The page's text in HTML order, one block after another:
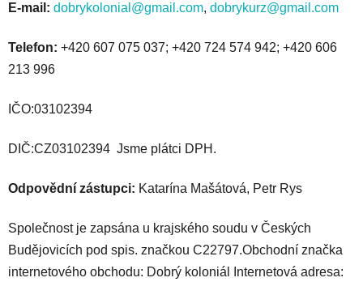
E-mail: dobrykolonial@gmail.com, dobrykurz@gmail.com
Telefon: +420 607 075 037; +420 724 574 942; +420 606
213 996
IČO:03102394
DIČ:CZ03102394 Jsme plátci DPH.
Odpovědní zástupci: Katarína Mašátová, Petr Rys
Společnost je zapsána u krajského soudu v Českých
Budějovicích pod spis. značkou C22797.Obchodní značka
internetového obchodu: Dobrý koloniál Internetová adresa: